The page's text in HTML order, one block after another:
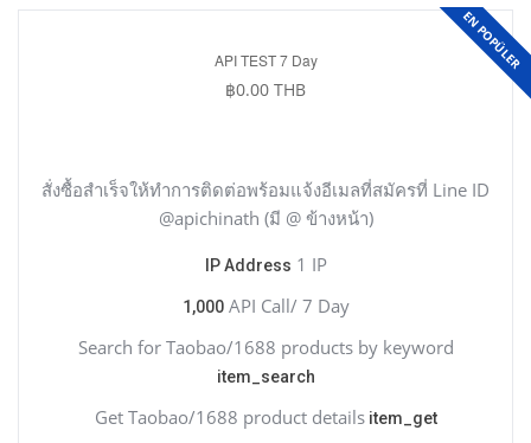
API TEST 7 Day EN POPÜLER
฿0.00 THB
สั่งซื้อสำเร็จให้ทำการติดต่อพร้อมแจ้งอีเมลที่สมัครที่ Line ID
@apichinath (มี @ ข้างหน้า)
IP Address 1 IP
1,000API Call/ 7 Day
Search for Taobao/1688 products by keyword
item_search
Get Taobao/1688 product detailsitem_get